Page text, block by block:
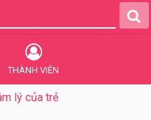
THÀNH VIÊN
lý của trẻ